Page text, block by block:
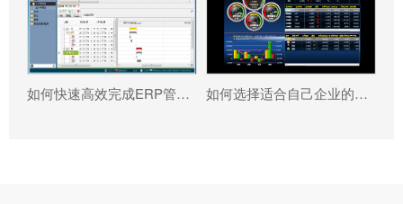
如何快速高效完成ERP管理系统配置? 如何选择适合自己企业的ERP软件?